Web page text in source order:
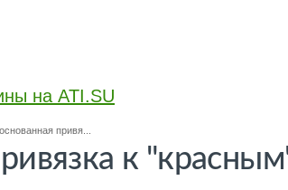
на ATI.SU
привя...
к